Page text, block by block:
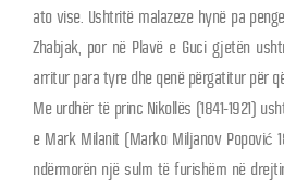
ato vise. Ushtritë malazeze hynë pa
Zhabjak, por në Plavë e Guci gjetën
arritur para tyre dhe qenë përgatitur për
Me urdhër të princ Nikollës (1841-1921)
e Mark Milanit (Marko Miljanov Popović
ndërmorën një sulm të furishëm në